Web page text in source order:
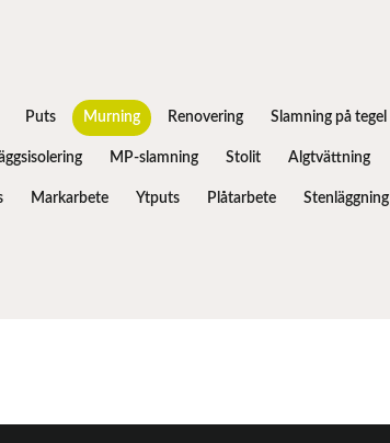
Puts Murning Renovering Slamning på tegel
MP-slamning Stolit Algtvättning
Markarbete Ytputs Plåtarbete Stenläggning